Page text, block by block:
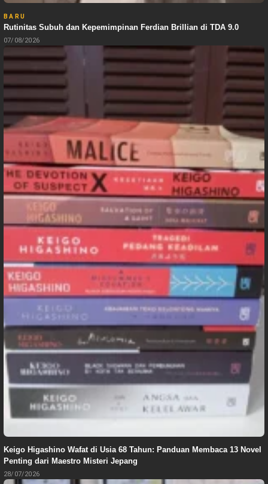
BARU
Rutinitas Subuh dan Kepemimpinan Ferdian Brillian di TDA 9.0
07/08/2026
Keigo Higashino Wafat di Usia 68 Tahun: Panduan Membaca 13 Novel
Penting dari Maestro Misteri Jepang
28/07/2026